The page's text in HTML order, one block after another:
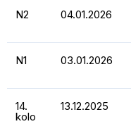
N2 04.01.2026
N1 03.01.2026
14.
kolo
13.12.2025